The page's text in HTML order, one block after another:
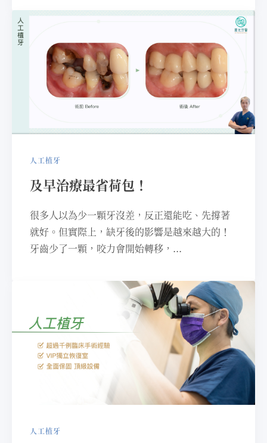
人工植牙
及早治療最省荷包！
很多人以為少一顆牙沒差，反正還能吃、先撐著
就好。但實際上，缺牙後的影響是越來越大的！
牙齒少了一顆，咬力會開始轉移，...
人工植牙